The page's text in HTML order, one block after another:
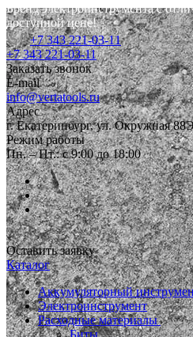
Бренд электроинструмента с
доступной цене!
+7 343 221-03-11
+7 343 221-03-11
Заказать звонок
E-mail
info@vertatools.ru
Адрес
г. Екатеринбург, ул. Окружная
Режим работы
Пн. – Пт.: с 9:00 до 18:00
Оставить заявку
Каталог
Аккумуляторный
Электроинструмент
Расходные материалы
Биты